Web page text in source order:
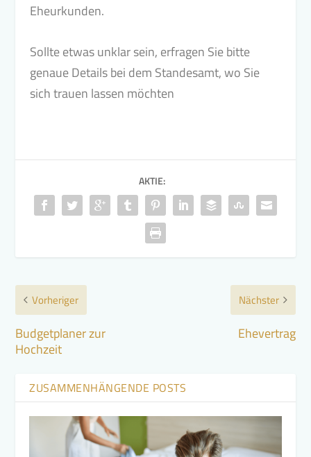
Eheurkunden.
Sollte etwas unklar sein, erfragen Sie bitte
genaue Details bei dem Standesamt, wo Sie
sich trauen lassen möchten
AKTIE:
Vorheriger
Budgetplaner zur
Hochzeit
Nächster
Ehevertrag
ZUSAMMENHÄNGENDE POSTS